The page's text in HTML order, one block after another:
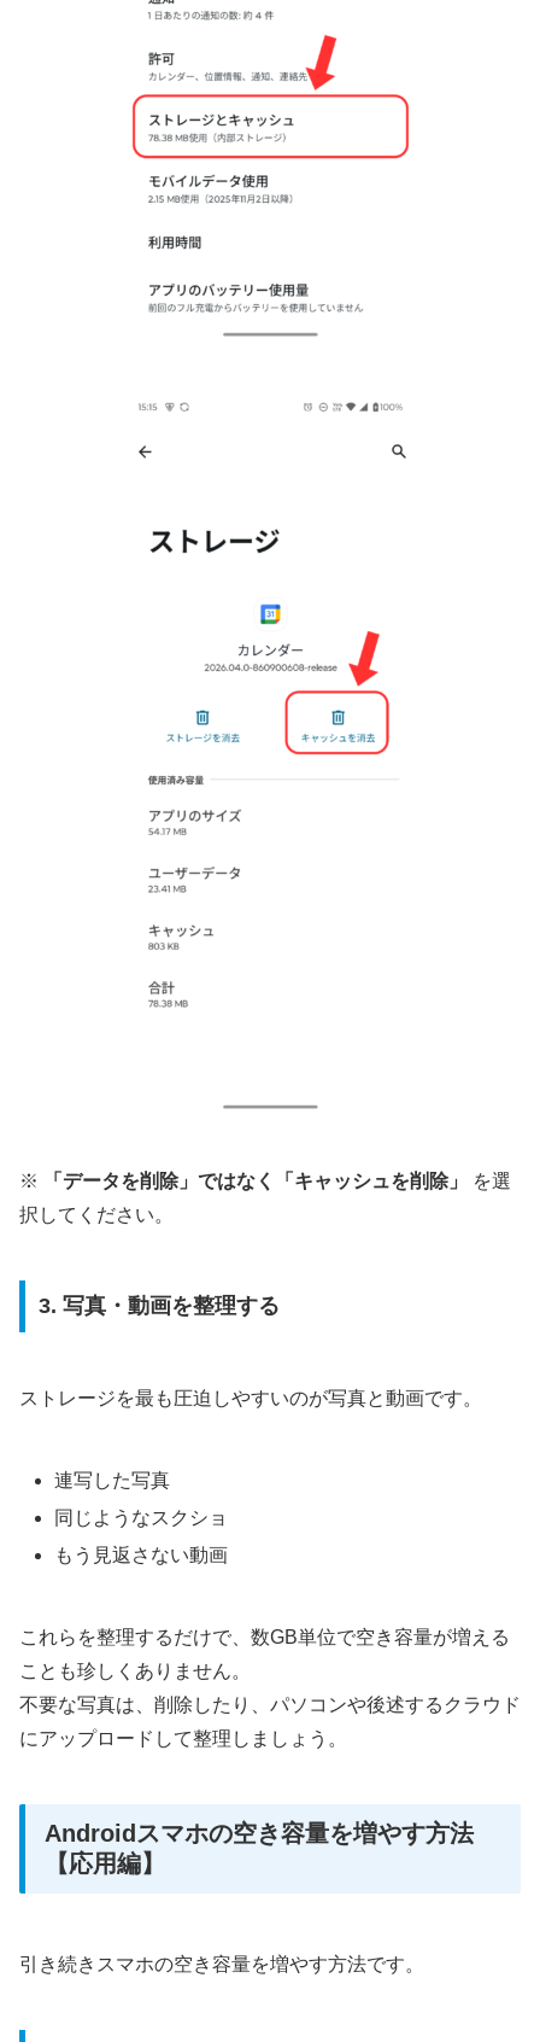
※ 「データを削除」ではなく「キャッシュを削除」
を選
択してください。
3. 写真・動画を整理する
ストレージを最も圧迫しやすいのが写真と動画です。
連写した写真
同じようなスクショ
もう見返さない動画
これらを整理するだけで、数GB単位で空き容量が増える
ことも珍しくありません。
不要な写真は、削除したり、パソコンや後述するクラウド
にアップロードして整理しましょう。
Androidスマホの空き容量を増やす方法
【応用編】
引き続きスマホの空き容量を増やす方法です。